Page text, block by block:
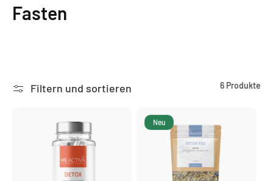
K
e
Fasten
Filtern und sortieren 6 Produkte
Neu